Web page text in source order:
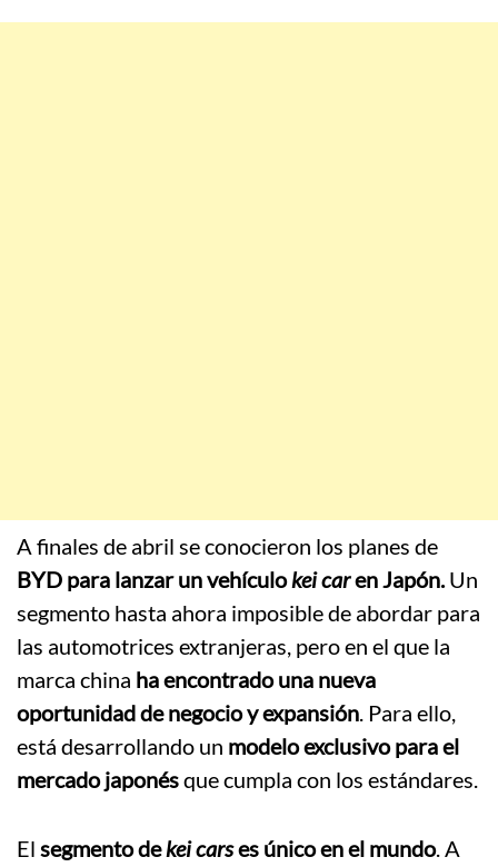
A finales de abril se conocieron los planes de
BYD para lanzar un vehículokei caren Japón.Un
segmento hasta ahora imposible de abordar para
las automotrices extranjeras, pero en el que la
marca china ha encontrado una nueva
oportunidad de negocio y expansión. Para ello,
está desarrollando un modelo exclusivo para el
mercado japonésque cumpla con los estándares.
El segmento dekei carses único en el mundo. A